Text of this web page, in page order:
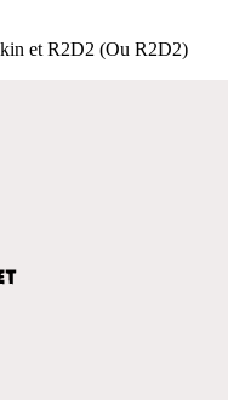
et R2D2 (Ou R2D2)